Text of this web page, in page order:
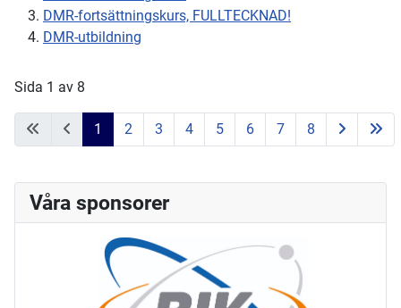
DMR-fortsättningskurs, FULLTECKNAD!
DMR-utbildning
Sida 1 av 8
1 2 3 4 5 6 7 8
Våra sponsorer